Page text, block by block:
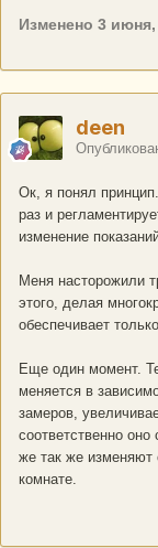
Изменено 3 июня,
deen
Ок, я понял
раз и
изменение
Меня насторожили
этого, делая
обеспечивает
Еще один момент.
меняется в
замеров,
соответственно
же так же изменяют
комнате.